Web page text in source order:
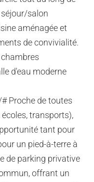
séjour/salon
aménagée et
de convivialité.
d'eau moderne
Proche de toutes
transports),
tant pour
un pied-à-terre à
de parking privative
offrant un